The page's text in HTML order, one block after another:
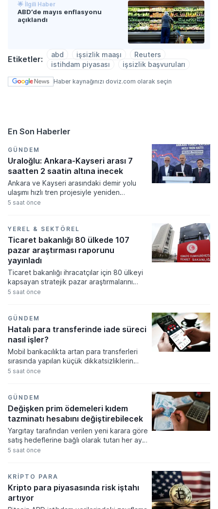
🌟 İlgili Haber
ABD’de mayıs enflasyonu
açıklandı
Etiketler: abd işsizlik maaşı
Reuters
istihdam piyasası
işsizlik başvuruları
Haber kaynağınızı doviz.com olarak seçin
En Son Haberler
GÜNDEM
Uraloğlu: Ankara-Kayseri arası 7
saatten 2 saatin altına inecek
Ankara ve Kayseri arasındaki demir yolu
ulaşımı hızlı tren projesiyle yeniden
şekillenirken yolculuk süresinde devrim
çalışmalar sonucunda mevcut durumda 7
saati bulan seyahat süresinin 1 saat 45
dakikaya inmesi hedefleniyor.
5 saat önce
YEREL & SEKTÖREL
Ticaret bakanlığı 80 ülkede 107
pazar araştırması raporunu
yayınladı
Ticaret bakanlığı ihracatçılar için 80 ülkeyi
kapsayan stratejik pazar araştırmalarını
tamamladı. Ticaret müşavirleri tarafından
rehberlik etmek üzere dijital platformda
erişime açıldı.
5 saat önce
GÜNDEM
Hatalı para transferinde iade süreci
nasıl işler?
Mobil bankacılıkta artan para transferleri
sırasında yapılan küçük dikkatsizliklerin
büyük mali kayıplara yol açabileceği
önce alıcı bilgilerinin ve hesap numarasının
titizlikle kontrol edilmesi, hatalı
gönderimlerin önüne geçmek için en temel
5 saat önce
GÜNDEM
Değişken prim ödemeleri kıdem
tazminatı hesabını değiştirebilecek
Yargıtay tarafından verilen yeni karara göre
satış hedeflerine bağlı olarak tutarı her ay
değişen prim ödemelerinin kıdem tazminatı
işçinin açtığı davada mahkeme, primlerin
miktarının sabit olmamasının veya sadece
belirli hedeflere ulaşıldığında ödenmesinin
giydirilmiş ücret hesaplamasını
5 saat önce
KRIPTO PARA
Kripto para piyasasında risk iştahı
artıyor